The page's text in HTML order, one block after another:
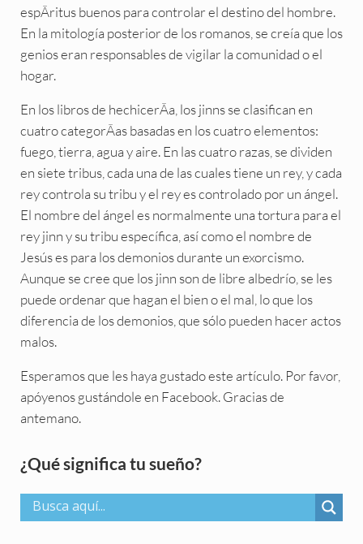
espÃritus buenos para controlar el destino del hombre.
En la mitología posterior de los romanos, se creía que los
genios eran responsables de vigilar la comunidad o el
hogar.
En los libros de hechicerÃa, los jinns se clasifican en
cuatro categorÃas basadas en los cuatro elementos:
fuego, tierra, agua y aire. En las cuatro razas, se dividen
en siete tribus, cada una de las cuales tiene un rey, y cada
rey controla su tribu y el rey es controlado por un ángel.
El nombre del ángel es normalmente una tortura para el
rey jinn y su tribu específica, así como el nombre de
Jesús es para los demonios durante un exorcismo.
Aunque se cree que los jinn son de libre albedrío, se les
puede ordenar que hagan el bien o el mal, lo que los
diferencia de los demonios, que sólo pueden hacer actos
malos.
Esperamos que les haya gustado este artículo. Por favor,
apóyenos gustándole en Facebook. Gracias de
antemano.
Sidebar
¿Qué significa tu sueño?